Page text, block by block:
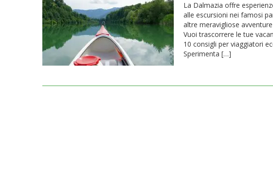
La Dalmazia offre
alle escursioni nei famosi
altre meravigliose
Vuoi trascorrere le tue
10 consigli per viaggiatori
Sperimenta […]